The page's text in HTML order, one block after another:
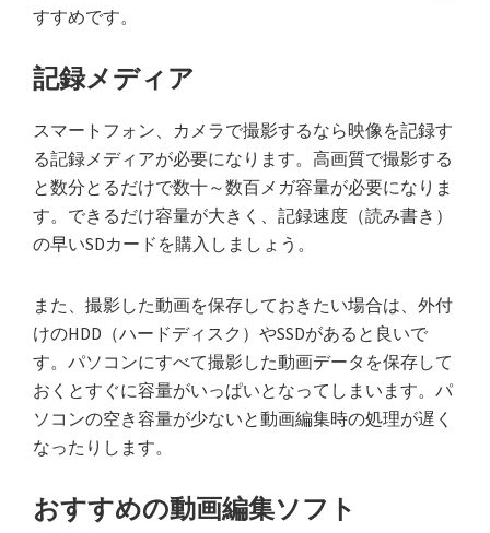
すすめです。
記録メディア
スマートフォン、カメラで撮影するなら映像を記録す
る記録メディアが必要になります。高画質で撮影する
と数分とるだけで数十～数百メガ容量が必要になりま
す。できるだけ容量が大きく、記録速度（読み書き）
の早いSDカードを購入しましょう。
また、撮影した動画を保存しておきたい場合は、外付
けのHDD（ハードディスク）やSSDがあると良いで
す。パソコンにすべて撮影した動画データを保存して
おくとすぐに容量がいっぱいとなってしまいます。パ
ソコンの空き容量が少ないと動画編集時の処理が遅く
なったりします。
おすすめの動画編集ソフト